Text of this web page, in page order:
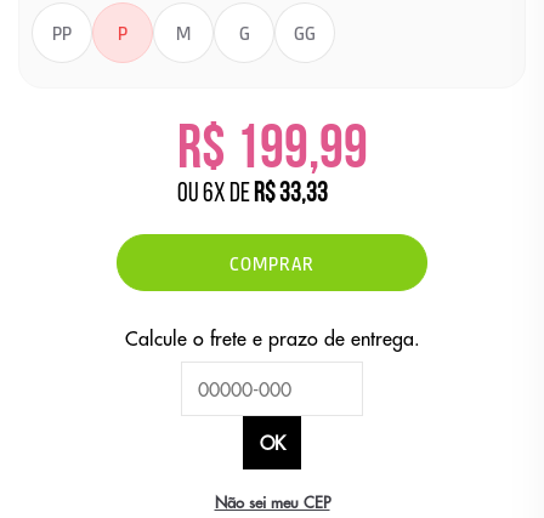
PP P M G GG
R$ 199,99
ou6xdeR$ 33,33
COMPRAR
Não sei meu CEP